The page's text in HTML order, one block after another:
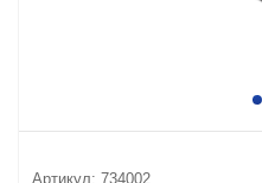
Артикул: 734002